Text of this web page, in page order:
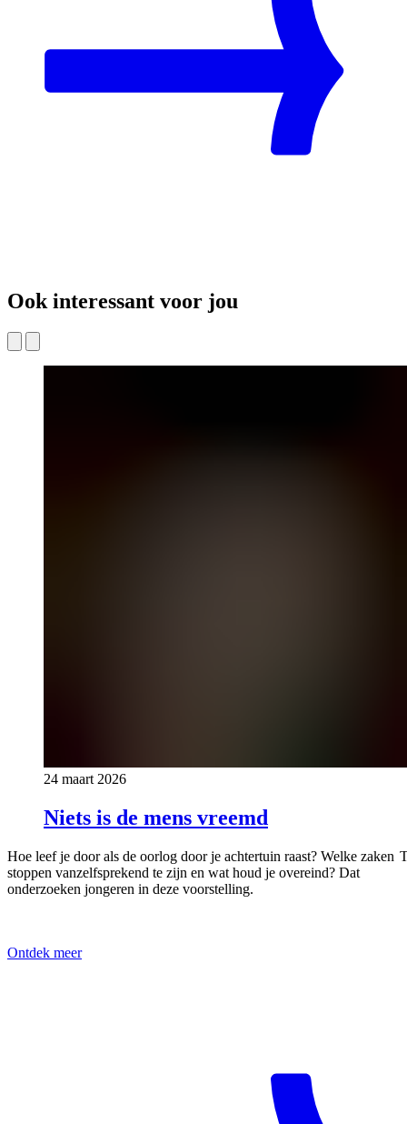
Ook interessant voor jou
24 maart 2026
Niets is de mens vreemd
Hoe leef je door als de oorlog door je achtertuin raast? Welke zaken
stoppen vanzelfsprekend te zijn en wat houd je overeind? Dat
onderzoeken jongeren in deze voorstelling.
Ontdek meer